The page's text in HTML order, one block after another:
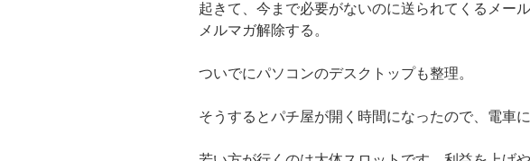
起きて、今まで必要がないのに送られてくるメー
メルマガ解除する。
ついでにパソコンのデスクトップも整理。
そうするとパチ屋が開く時間になったので、電車に